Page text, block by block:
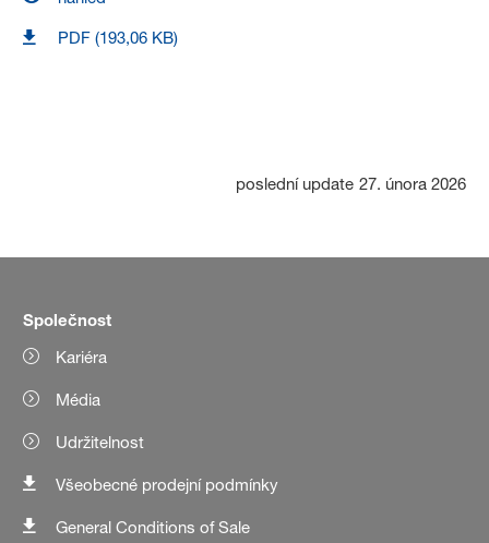
PDF (193,06 KB)
poslední update 27. února 2026
Společnost
Kariéra
Média
Udržitelnost
Všeobecné prodejní podmínky
General Conditions of Sale